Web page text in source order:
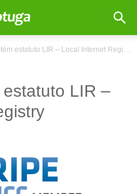
estatuto LIR – Local Internet Registry
LIR –